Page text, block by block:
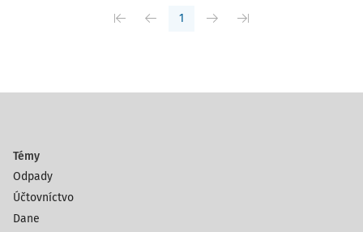
1
Témy
Odpady
Účtovníctvo
Dane